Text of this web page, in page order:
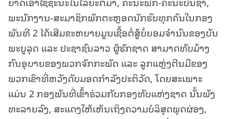
ພະນັກງານ-ສະມາຊິກພັກຕະຫຼອດນັກຮົບທຸກຄົນໃນກອງ
ພັນທີ 2 ໄດ້ເສີມຂະຫຍາຍມູນເຊື້ອຕໍ່ສູ້ບໍ່ຍອມຈໍານົນຂອງບັນ
ພະບູລຸດ ແລະ ປະຊາຊົນລາວ ຜູ້ຮັກຊາດ ສາມາດທັບມ້າງ
ກົນອຸບາຍຂອງພວກຈັກກະພັດ ແລະ ລູກແຫຼ່ງຕີນມືຂອງ
ພວກເຂົາທີ່ຫວັງດັບມອດກຳລັງປະຕິວັດ, ໂດຍສະເພາະ
ແມ່ນ 2 ກອງພັນທີ່ເຂົ້າຮ່ວມກັບກອງທັບແຫ່ງຊາດ ນັ້ນພັງ
ທະລາຍລົງ, ສະແດງໃຫ້ເຫັນເຖິງຄວາມບໍລິສຸດພຸດຜ່ອງ,